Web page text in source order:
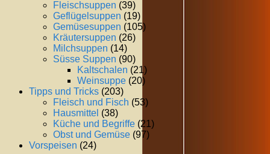
Fleischsuppen (39)
Geflügelsuppen (19)
Gemüsesuppen (105)
Kräutersuppen (26)
Milchsuppen (14)
Süsse Suppen (90)
Kaltschalen (21)
Weinsuppe (20)
Tipps und Tricks (203)
Fleisch und Fisch (53)
Hausmittel (38)
Küche und Begriffe (21)
Obst und Gemüse (97)
Vorspeisen (24)